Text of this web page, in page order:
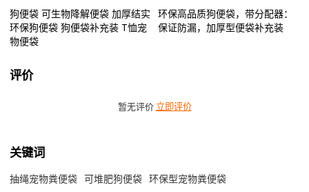
狗便袋 可生物降解便袋 加厚结实
环保狗便袋 狗便袋补充装 T恤宠
物便袋
环保高品质狗便袋，带分配器：
保证防漏，加厚型便袋补充装
评价
暂无评价 立即评价
关键词
抽绳宠物粪便袋 可堆肥狗便袋 环保型宠物粪便袋